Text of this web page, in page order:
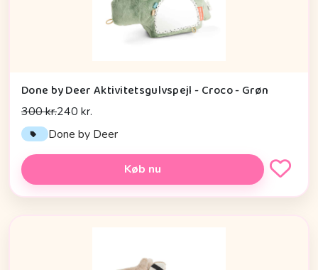
Done by Deer Aktivitetsgulvspejl - Croco - Grøn
300 kr.240 kr.
Done by Deer
Køb nu